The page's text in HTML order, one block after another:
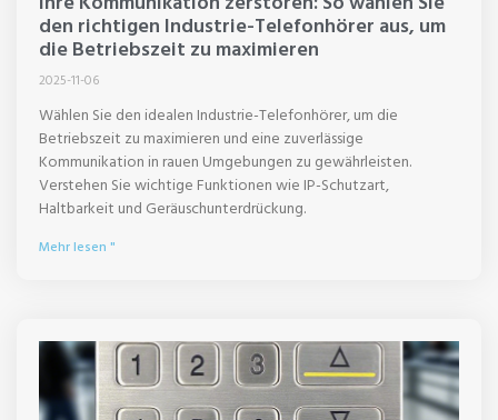
den richtigen Industrie-Telefonhörer aus, um
die Betriebszeit zu maximieren
2025-11-06
Wählen Sie den idealen Industrie-Telefonhörer, um die
Betriebszeit zu maximieren und eine zuverlässige
Kommunikation in rauen Umgebungen zu gewährleisten.
Verstehen Sie wichtige Funktionen wie IP-Schutzart,
Haltbarkeit und Geräuschunterdrückung.
Mehr lesen "